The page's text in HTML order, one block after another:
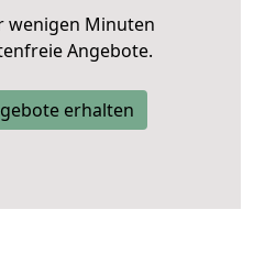
wenigen Minuten
Angebote.
erhalten